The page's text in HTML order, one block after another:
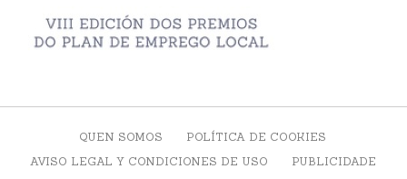
QUEN SOMOS
POLÍTICA DE COOKIES
AVISO LEGAL Y CONDICIONES DE USO
PUBLICIDADE